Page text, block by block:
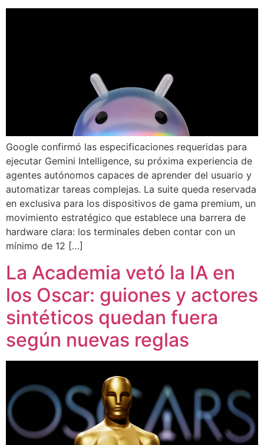
Google confirmó las especificaciones requeridas para
ejecutar Gemini Intelligence, su próxima experiencia de
agentes autónomos capaces de aprender del usuario y
automatizar tareas complejas. La suite queda reservada
en exclusiva para los dispositivos de gama premium, un
movimiento estratégico que establece una barrera de
hardware clara: los terminales deben contar con un
mínimo de 12 […]
La Academia vetó la IA en
los Oscar: guiones y actores
sintéticos quedan fuera
según nuevas reglas